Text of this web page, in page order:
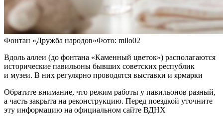
Фонтан «Дружба народов»Фото: milo02
Вдоль аллеи (до фонтана «Каменный цветок») располагаются
исторические павильоны бывших советских республик
и музеи. В них регулярно проводятся выставки и ярмарки
Обратите внимание, что режим работы у павильонов разный,
а часть закрыта на реконструкцию. Перед поездкой уточните
эту информацию на официальном сайте ВДНХ